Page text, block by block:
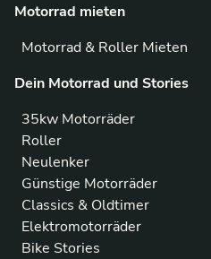
Motorrad mieten
Motorrad & Roller Mieten
Dein Motorrad und Stories
35kw Motorräder
Roller
Neulenker
Günstige Motorräder
Classics & Oldtimer
Elektromotorräder
Bike Stories